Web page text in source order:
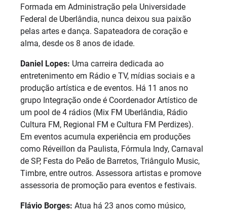
Formada em Administração pela Universidade
Federal de Uberlândia, nunca deixou sua paixão
pelas artes e dança. Sapateadora de coração e
alma, desde os 8 anos de idade.
Daniel Lopes: Uma carreira dedicada ao
entretenimento em Rádio e TV, mídias sociais e a
produção artística e de eventos. Há 11 anos no
grupo Integração onde é Coordenador Artístico de
um pool de 4 rádios (Mix FM Uberlândia, Rádio
Cultura FM, Regional FM e Cultura FM Perdizes).
Em eventos acumula experiência em produções
como Réveillon da Paulista, Fórmula Indy, Carnaval
de SP, Festa do Peão de Barretos, Triângulo Music,
Timbre, entre outros. Assessora artistas e promove
assessoria de promoção para eventos e festivais.
Flávio Borges: Atua há 23 anos como músico,